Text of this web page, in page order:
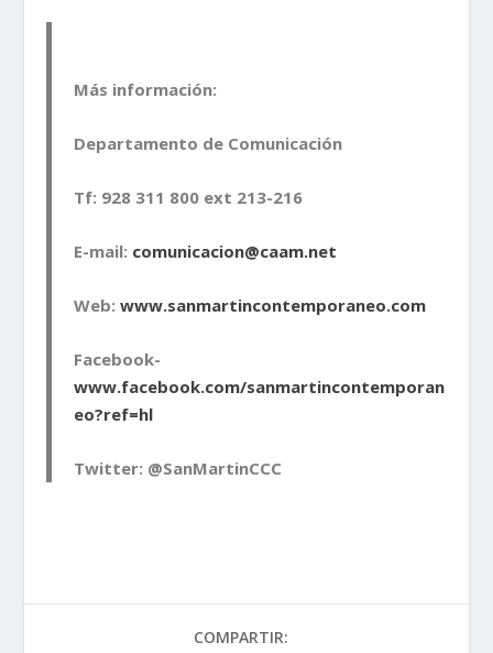
Más información:
Departamento de Comunicación
Tf: 928 311 800 ext 213-216
E-mail: comunicacion@caam.net
Web:www.sanmartincontemporaneo.com
Facebook-
www.facebook.com/sanmartincontemporan
eo?ref=hl
Twitter: @SanMartinCCC
COMPARTIR: